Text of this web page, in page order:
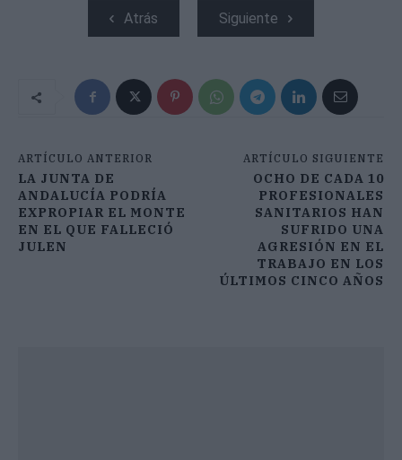
Atrás Siguiente
ARTÍCULO ANTERIOR
LA JUNTA DE
ANDALUCÍA PODRÍA
EXPROPIAR EL MONTE
EN EL QUE FALLECIÓ
JULEN
ARTÍCULO SIGUIENTE
OCHO DE CADA 10
PROFESIONALES
SANITARIOS HAN
SUFRIDO UNA
AGRESIÓN EN EL
TRABAJO EN LOS
ÚLTIMOS CINCO AÑOS